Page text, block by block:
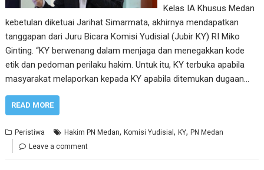
Kelas IA Khusus Medan
kebetulan diketuai Jarihat Simarmata, akhirnya mendapatkan
tanggapan dari Juru Bicara Komisi Yudisial (Jubir KY) RI Miko
Ginting. “KY berwenang dalam menjaga dan menegakkan kode
etik dan pedoman perilaku hakim. Untuk itu, KY terbuka apabila
masyarakat melaporkan kepada KY apabila ditemukan dugaan…
READ MORE
Peristiwa Hakim PN Medan,Komisi Yudisial,KY,PN Medan
Leave a comment